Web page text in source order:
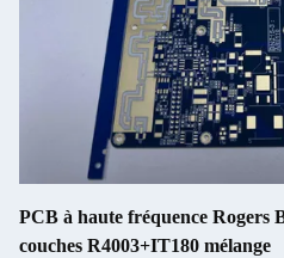
PCB à haute fréquence Rogers
couches R4003+IT180 mélange